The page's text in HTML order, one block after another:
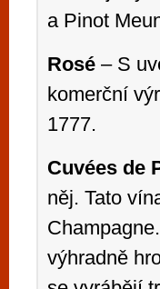
a Pinot
Rosé – S
komerční
1777.
Cuvées de
něj. Tato
výhradně